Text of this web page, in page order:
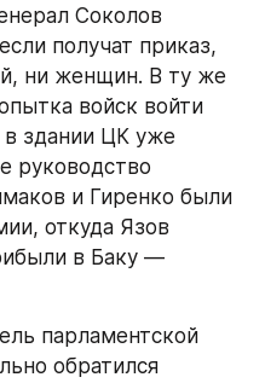
Соколов
получат приказ,
ни женщин. В ту же
войск войти
здании ЦК уже
руководство
и Гиренко были
откуда Язов
в Баку —
парламентской
обратился